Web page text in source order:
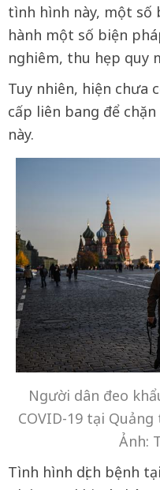
tình hình này, một số
hành một số biện
nghiêm, thu hẹp quy
Tuy nhiên, hiện chưa
cấp liên bang để
này.
Người dân đeo
COVID-19 tại
Ảnh:
Tình hình dịch bệnh